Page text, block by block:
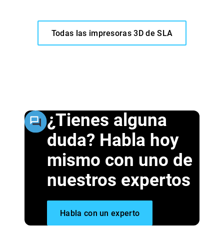
Más información
Todas las impresoras 3D de SLA
¿Tienes alguna
duda? Habla hoy
mismo con uno de
nuestros expertos
Habla con un experto